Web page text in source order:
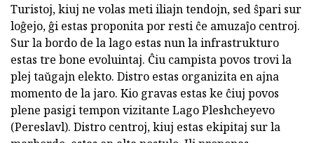
Turistoj, kiuj ne volas meti iliajn tendojn, sed ŝpari sur
loĝejo, ĝi estas proponita por resti ĉe amuzaĵo centroj.
Sur la bordo de la lago estas nun la infrastrukturo
estas tre bone evoluintaj. Ĉiu campista povos trovi la
plej taŭgajn elekto. Distro estas organizita en ajna
momento de la jaro. Kio gravas estas ke ĉiuj povos
plene pasigi tempon vizitante Lago Pleshcheyevo
(Pereslavl). Distro centroj, kiuj estas ekipitaj sur la